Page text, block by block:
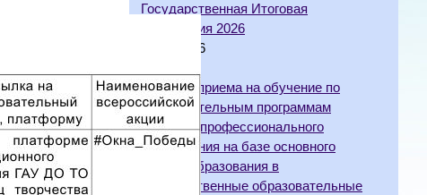
Государственная Итоговая
Аттестация 2026
10.03.2026
Порядок приема на обучение по
образовательным программам
среднего профессионального
образования на базе основного
общего образования в
государственные образовательные